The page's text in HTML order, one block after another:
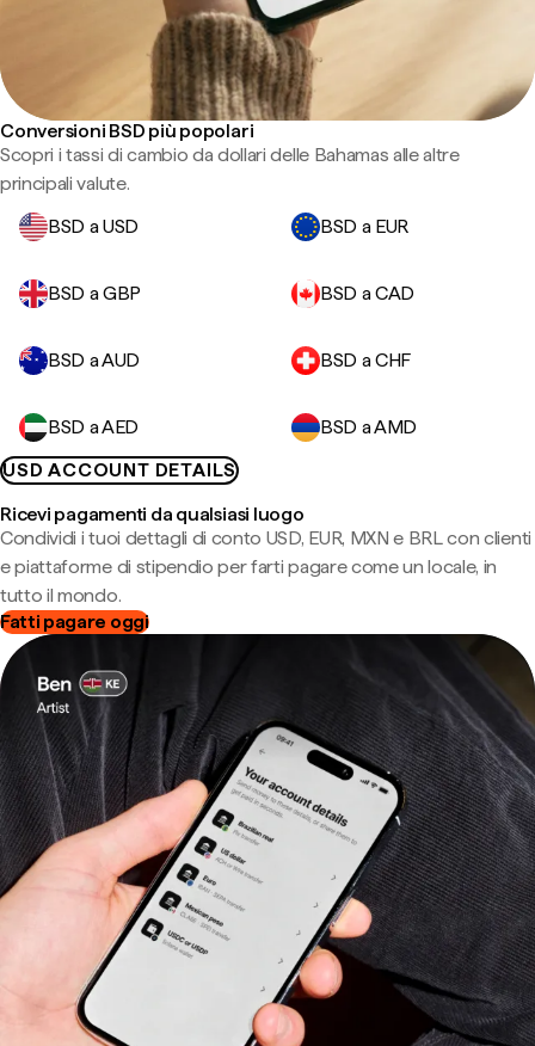
Conversioni BSD più popolari
Scopri i tassi di cambio da dollari delle Bahamas alle altre
principali valute.
BSD a USD
BSD a EUR
BSD a GBP BSD a CAD
BSD a AUD BSD a CHF
BSD a AED
BSD a AMD
USD ACCOUNT DETAILS
Ricevi pagamenti da qualsiasi luogo
Condividi i tuoi dettagli di conto USD, EUR, MXN e BRL con clienti
e piattaforme di stipendio per farti pagare come un locale, in
tutto il mondo.
Fatti pagare oggi